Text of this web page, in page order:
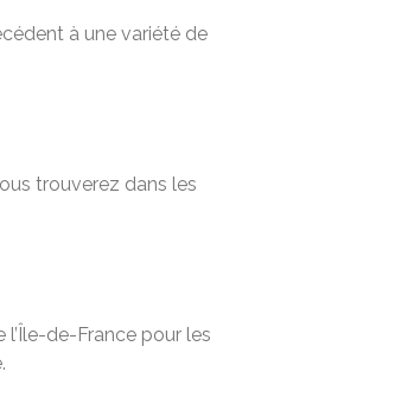
à une variété de
trouverez dans les
de-France pour les